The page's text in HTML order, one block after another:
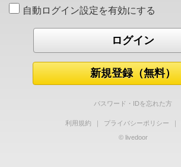
自動ログイン設定を有効にする
新規登録（無料）
パスワード・IDを忘れた方
利用規約 ｜ プライバシーポリシー ｜
© livedoor